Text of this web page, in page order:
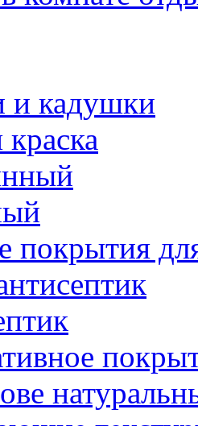
и кадушки
покрытия